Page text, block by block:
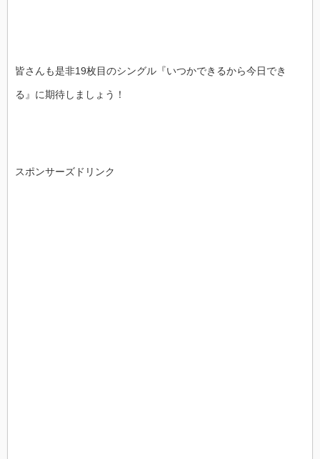
皆さんも是非19枚目のシングル『いつかできるから今日でき
る』に期待しましょう！
スポンサーズドリンク